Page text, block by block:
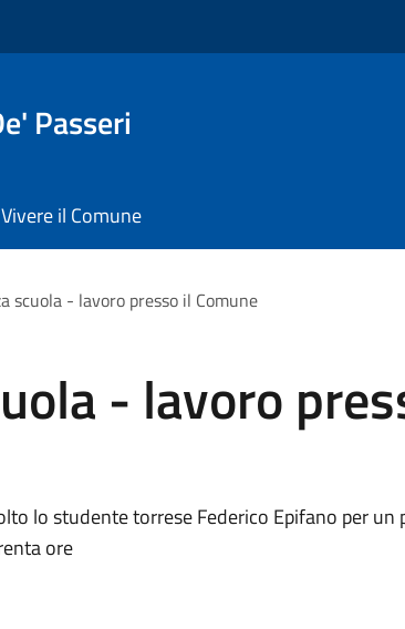
Passeri
Vivere il Comune
scuola - lavoro presso il Comune
- lavoro
lo studente torrese Federico Epifano per un
ore